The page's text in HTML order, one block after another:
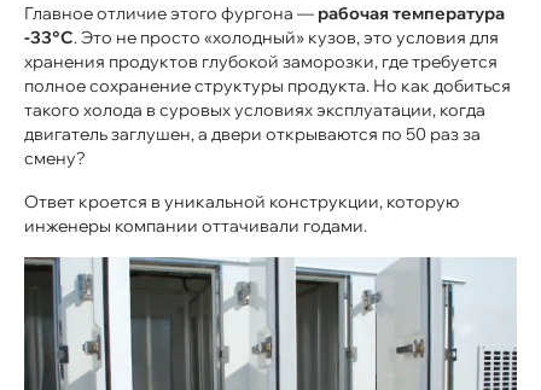
Главное отличие этого фургона — рабочая температура
-33°С. Это не просто «холодный» кузов, это условия для
хранения продуктов глубокой заморозки, где требуется
полное сохранение структуры продукта. Но как добиться
такого холода в суровых условиях эксплуатации, когда
двигатель заглушен, а двери открываются по 50 раз за
смену?
Ответ кроется в уникальной конструкции, которую
инженеры компании оттачивали годами.